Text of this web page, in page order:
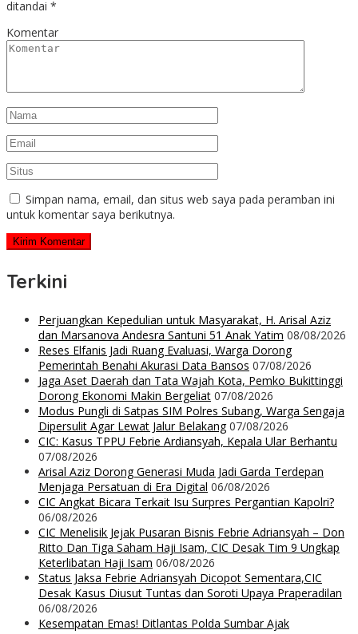
ditandai *
Komentar
Simpan nama, email, dan situs web saya pada peramban ini
untuk komentar saya berikutnya.
Terkini
Perjuangkan Kepedulian untuk Masyarakat, H. Arisal Aziz
dan Marsanova Andesra Santuni 51 Anak Yatim 08/08/2026
Reses Elfanis Jadi Ruang Evaluasi, Warga Dorong
Pemerintah Benahi Akurasi Data Bansos 07/08/2026
Jaga Aset Daerah dan Tata Wajah Kota, Pemko Bukittinggi
Dorong Ekonomi Makin Bergeliat 07/08/2026
Modus Pungli di Satpas SIM Polres Subang, Warga Sengaja
Dipersulit Agar Lewat Jalur Belakang 07/08/2026
CIC: Kasus TPPU Febrie Ardiansyah, Kepala Ular Berhantu
07/08/2026
Arisal Aziz Dorong Generasi Muda Jadi Garda Terdepan
Menjaga Persatuan di Era Digital 06/08/2026
CIC Angkat Bicara Terkait Isu Surpres Pergantian Kapolri?
06/08/2026
CIC Menelisik Jejak Pusaran Bisnis Febrie Adriansyah – Don
Ritto Dan Tiga Saham Haji Isam, CIC Desak Tim 9 Ungkap
Keterlibatan Haji Isam 06/08/2026
Status Jaksa Febrie Adriansyah Dicopot Sementara,CIC
Desak Kasus Diusut Tuntas dan Soroti Upaya Praperadilan
06/08/2026
Kesempatan Emas! Ditlantas Polda Sumbar Ajak